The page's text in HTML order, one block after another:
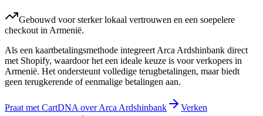
Gebouwd voor sterker lokaal vertrouwen en een soepelere
checkout in Armenië.
Als een kaartbetalingsmethode integreert Arca Ardshinbank direct
met Shopify, waardoor het een ideale keuze is voor verkopers in
Armenië. Het ondersteunt volledige terugbetalingen, maar biedt
geen terugkerende of eenmalige betalingen aan.
Praat met CartDNA over Arca Ardshinbank Verken